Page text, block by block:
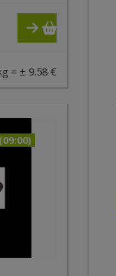
= ± 9.58 €